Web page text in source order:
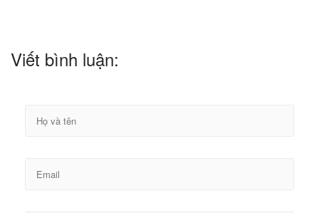
Viết bình luận: